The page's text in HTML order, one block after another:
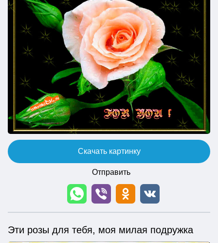
Скачать картинку
Отправить
Эти розы для тебя, моя милая подружка